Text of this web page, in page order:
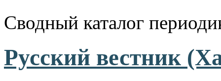
Сводный каталог
Русский вестник